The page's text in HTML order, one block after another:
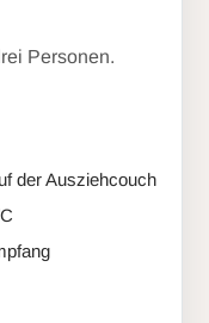
Personen.
der Ausziehcouch